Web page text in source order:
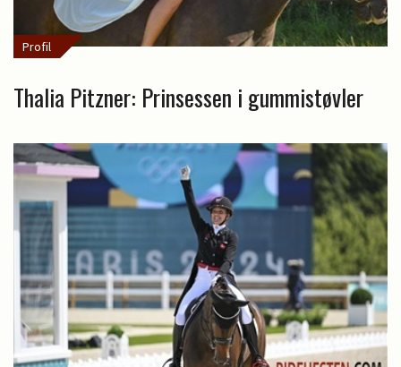
Profil
Thalia Pitzner: Prinsessen i gummistøvler